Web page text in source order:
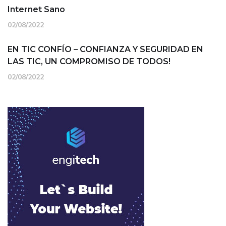
Internet Sano
02/08/2022
EN TIC CONFÍO – CONFIANZA Y SEGURIDAD EN
LAS TIC, UN COMPROMISO DE TODOS!
02/08/2022